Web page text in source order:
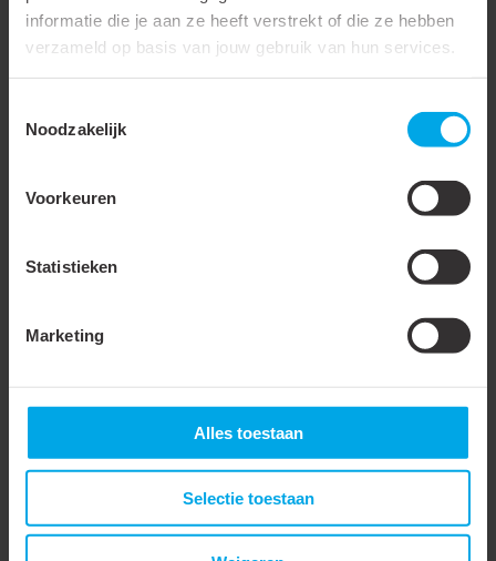
informatie die je aan ze heeft verstrekt of die ze hebben
verzameld op basis van jouw gebruik van hun services.
Noodzakelijk
Voorkeuren
Statistieken
Marketing
Alles toestaan
Selectie toestaan
Smalle flens uitvoering
Isolatie
Nee
Met zichtgat
Oppervlaktebescherming
Lengte kabelschoen
Lange schacht